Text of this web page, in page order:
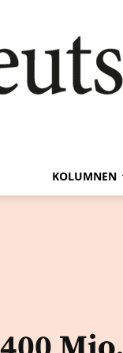
KOLUMNEN